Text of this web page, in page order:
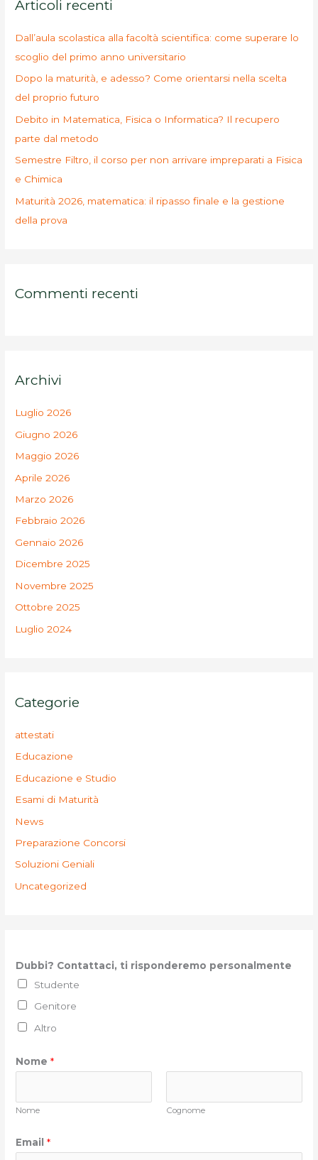
:Articoli recenti
Dall’aula scolastica alla facoltà scientifica: come superare lo
scoglio del primo anno universitario
Dopo la maturità, e adesso? Come orientarsi nella scelta
del proprio futuro
Debito in Matematica, Fisica o Informatica? Il recupero
parte dal metodo
Semestre Filtro, il corso per non arrivare impreparati a Fisica
e Chimica
Maturità 2026, matematica: il ripasso finale e la gestione
della prova
Commenti recenti
Archivi
Luglio 2026
Giugno 2026
Maggio 2026
Aprile 2026
Marzo 2026
Febbraio 2026
Gennaio 2026
Dicembre 2025
Novembre 2025
Ottobre 2025
Luglio 2024
Categorie
attestati
Educazione
Educazione e Studio
Esami di Maturità
News
Preparazione Concorsi
Soluzioni Geniali
Uncategorized
Dubbi? Contattaci, ti risponderemo personalmente
Studente
Genitore
Altro
Nome*
Nome Cognome
Email*